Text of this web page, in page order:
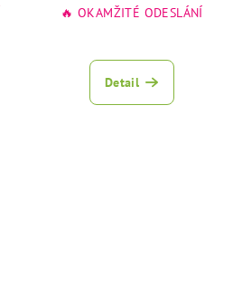
papír
🔥 OKAMŽITÉ ODESLÁNÍ
Detail